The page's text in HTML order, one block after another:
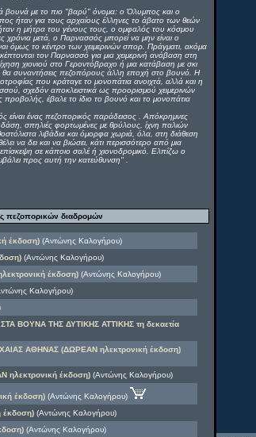
βουνά με το πιο "βαρύ" όνομα: ο Όλυμπος και ο
ήταν για τους αρχαίους έλληνες το άβατο των θεών
η μήτρα του γένους τους, ο ομφαλός του κόσμου
χρόνια μετά, ο Παρνασσός μπορεί να μην είναι ο
όμως το κέντρο των χειμερινών σπορ. Πράγματι, ακόμα
τον Παρνασσό για μια χειμερινή ανάβαση στη
χιονιού στο Γεροντόβραχο ή μια κατάβαση με σκι
θα συναντήσεις πεζοπόρους άλλη εποχή στο βουνό. Η
που κράταγε το μονοπάτια ανοιχτά, αλλά και η
σχεδόν αποκλειστικά ως προορισμού χειμερινών
έβαλε το ίδιο το βουνό και το μονοπάτια
είναι ένας πεζοπορικός παράδεισος . Απόκρημνες
σπηλιές φορτωμένες με θρύλους, ίχνη παλιών
λιβάδια και όμορφα χωριά, όλα, στη διάθεση
να δει και να βιώσει, κάτι περισσότερο από μια
σε κάποιο σαλέ ή χιονοδρομικό. Ελπίζω ο
προς αυτή την κατεύθυνση'' .
πεζοπορικών διαδρομών
έκδοση)(Αντώνης Καλογήρου)
(Αντώνης Καλογήρου)
έκδοση)(Αντώνης Καλογήρου)
Καλογήρου)
ΤΗΣ ΔΥΤΙΚΗΣ ΑΤΤΙΚΗΣ τη δεκαετία
ΑΘΗΝΑΣ (ΔΩΡΕΑΝ ηλεκτρονική έκδοση)
έκδοση)(Αντώνης Καλογήρου)
έκδοση)(Αντώνης Καλογήρου)
έκδοση)(Αντώνης Καλογήρου)
(Αντώνης Καλογήρου)